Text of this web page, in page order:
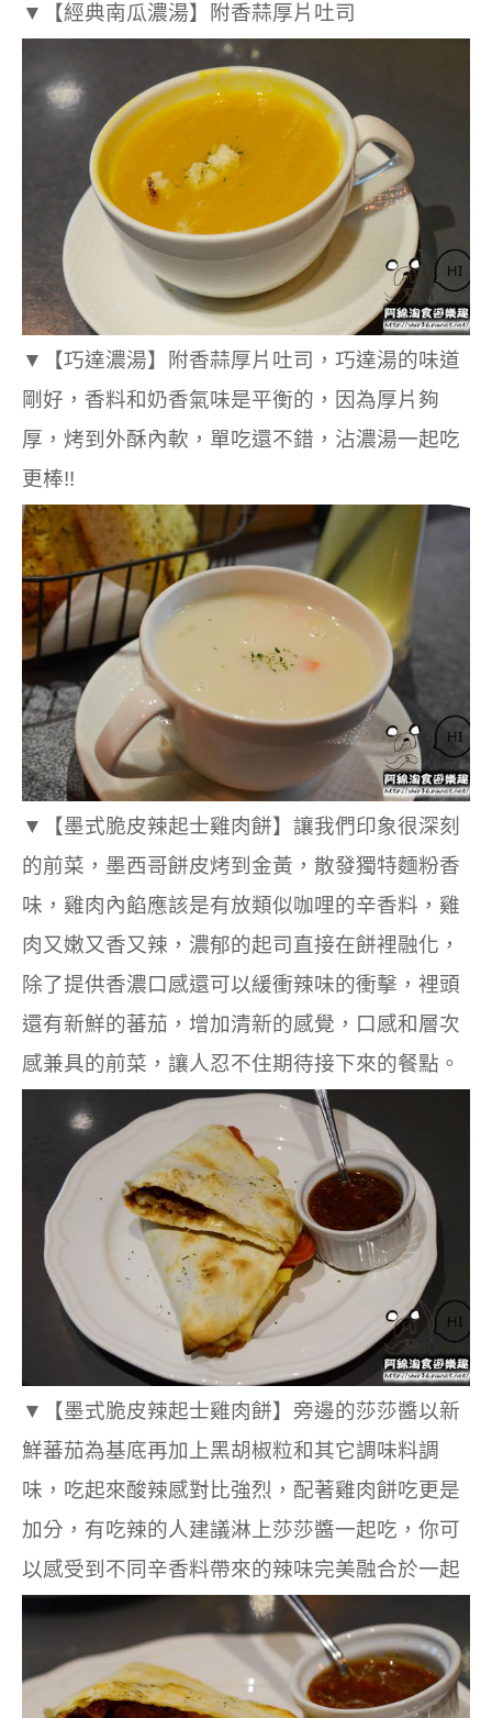
▼ 【經典南瓜濃湯】 附香蒜厚片吐司
▼ 【巧達濃湯】 附香蒜厚片吐司， 巧達湯的味道
剛好，香料和奶香氣味是平衡的，因為厚片夠
厚，烤到外酥內軟，單吃還不錯，沾濃湯一起吃
更棒!!
▼
【墨式脆皮辣起士雞肉餅】讓我們印象很深刻
的前菜，墨西哥餅皮烤到金黃，散發獨特麵粉香
味，雞肉內餡應該是有放類似咖哩的辛香料，雞
肉又嫩又香又辣，濃郁的起司直接在餅裡融化，
除了提供香濃口感還可以緩衝辣味的衝擊，裡頭
還有新鮮的蕃茄，增加清新的感覺，口感和層次
感兼具的前菜，讓人忍不住期待接下來的餐點。
▼
【墨式脆皮辣起士雞肉餅】旁邊的莎莎醬以新
鮮蕃茄為基底再加上黑胡椒粒和其它調味料調
味，吃起來酸辣感對比強烈， 配著雞肉餅吃更是
加分，有吃辣的人建議淋上莎莎醬一起吃，你可
以感受到不同辛香料帶來的辣味完美融合於一起